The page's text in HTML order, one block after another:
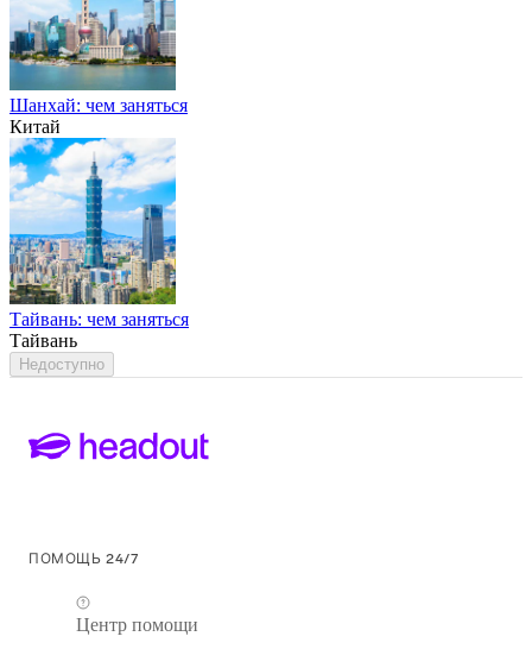
Шанхай: чем заняться
Китай
Тайвань: чем заняться
Тайвань
Недоступно
ПОМОЩЬ 24/7
Центр помощи